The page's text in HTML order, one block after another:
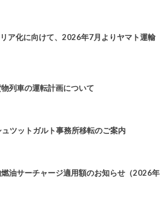
リア化に向けて、2026年7月よりヤマト運輸
列車の運転計画について
ツットガルト事務所移転のご案内
油サーチャージ適用額のお知らせ（2026年